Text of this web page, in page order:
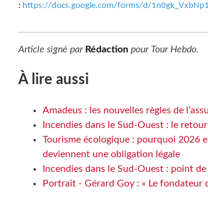
: https://docs.google.com/forms/d/
Article signé par Rédactionpour Tour Hebdo.
À lire aussi
Amadeus : les nouvelles règles de
Incendies dans le Sud-Ouest : le
Tourisme écologique : pourquoi 2026
deviennent une obligation légale
Incendies dans le Sud-Ouest : point
Portrait - Gérard Goy : « Le fondateur